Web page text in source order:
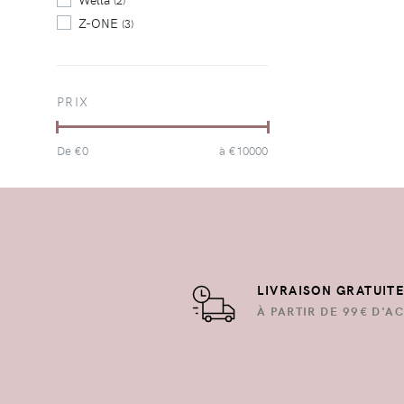
Z-ONE (3)
PRIX
De €0 à €10000
LIVRAISON
À PARTIR DE 99€